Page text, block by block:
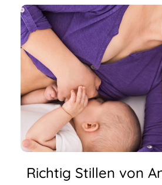
Richtig Stillen von